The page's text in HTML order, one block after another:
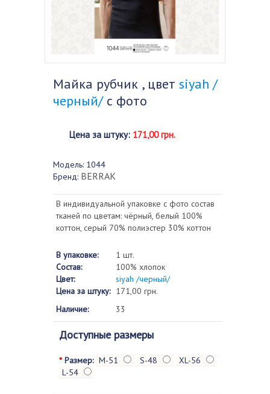
Майка рубчик , цвет siyah /
черный/с фото
Цена за штуку: 171,00 грн.
Модель: 1044
Бренд: BERRAK
В индивидуальной упаковке с фото состав
тканей по цветам: чёрный, белый 100%
коттон, серый 70% полиэстер 30% коттон
В упаковке:
1 шт.
Состав:
100% хлопок
Цвет:
siyah /черный/
Цена за штуку: 171,00 грн.
Наличие:
33
Доступные размеры
* Размер: M-51 S-48
XL-56
L-54